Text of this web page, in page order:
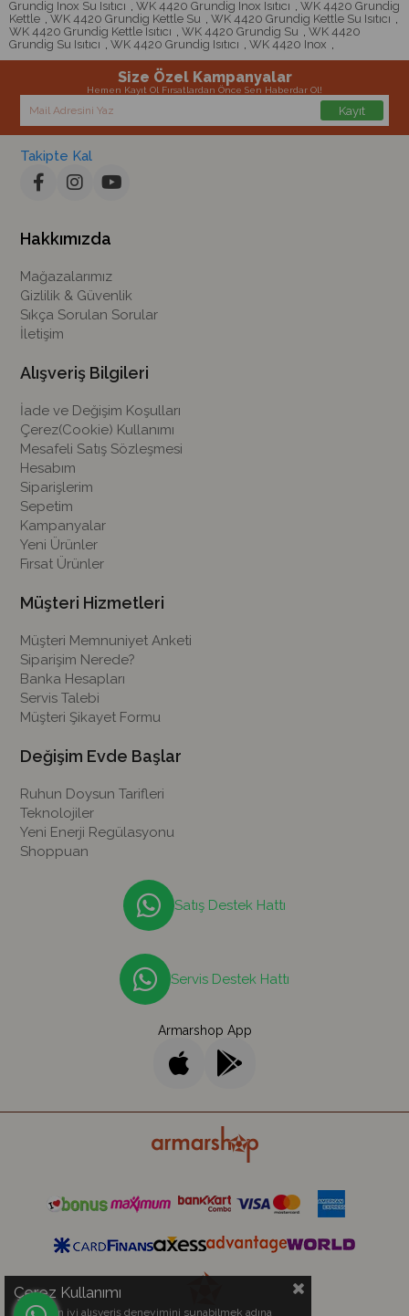
Grundig Inox Su Isıtıcı , WK 4420 Grundig Inox Isıtıcı , WK 4420 Grundig
Kettle , WK 4420 Grundig Kettle Su , WK 4420 Grundig Kettle Su Isıtıcı ,
WK 4420 Grundig Kettle Isıtıcı , WK 4420 Grundig Su , WK 4420
Grundig Su Isıtıcı , WK 4420 Grundig Isıtıcı , WK 4420 Inox ,
Size Özel Kampanyalar
Hemen Kayıt Ol Fırsatlardan Önce Sen Haberdar Ol!
Kayıt
Takipte Kal
Hakkımızda
Mağazalarımız
Gizlilik & Güvenlik
Sıkça Sorulan Sorular
İletişim
Alışveriş Bilgileri
İade ve Değişim Koşulları
Çerez(Cookie) Kullanımı
Mesafeli Satış Sözleşmesi
Hesabım
Siparişlerim
Sepetim
Kampanyalar
Yeni Ürünler
Fırsat Ürünler
Müşteri Hizmetleri
Müşteri Memnuniyet Anketi
Siparişim Nerede?
Banka Hesapları
Servis Talebi
Müşteri Şikayet Formu
Değişim Evde Başlar
Ruhun Doysun Tarifleri
Teknolojiler
Yeni Enerji Regülasyonu
Shoppuan
Satış Destek Hattı
Servis Destek Hattı
Armarshop App
Çerez Kullanımı
Sizlere en iyi alışveriş deneyimini sunabilmek adına